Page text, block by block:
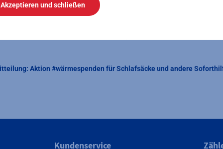
Akzeptieren und schließen
Heinz Zielinski (geschäftsführender Vorstand der
Aktion #wärmespenden für Schlafsäcke und andere
Kundenservice